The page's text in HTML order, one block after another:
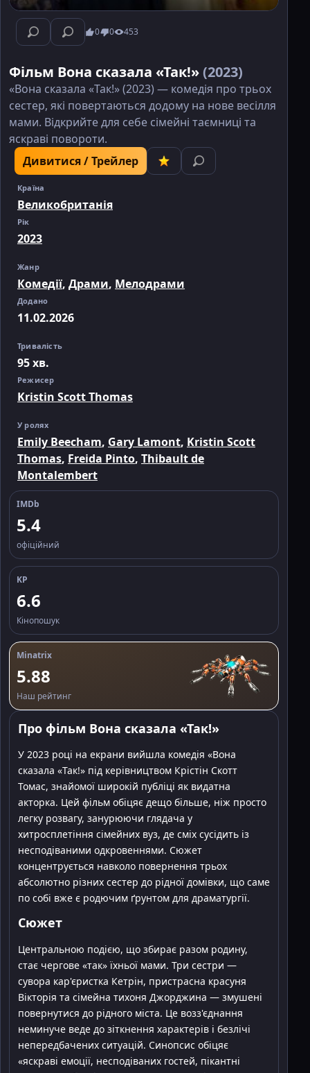
0 0 453
Фільм Вона сказала «Так!»(2023)
«Вона сказала «Так!» (2023) — комедія про трьох
сестер, які повертаються додому на нове весілля
мами. Відкрийте для себе сімейні таємниці та
яскраві повороти.
Дивитися / Трейлер
Країна
Великобританія
Рік
2023
Жанр
Комедії, Драми, Мелодрами
Додано
11.02.2026
Тривалість
95 хв.
Режисер
Kristin Scott Thomas
У ролях
Emily Beecham, Gary Lamont, Kristin Scott
Thomas, Freida Pinto, Thibault de
Montalembert
IMDb
5.4
офіційний
KP
6.6
Кінопошук
Minatrix
5.88
Наш рейтинг
Про фільм Вона сказала «Так!»
У 2023 році на екрани вийшла комедія «Вона
сказала «Так!» під керівництвом Крістін Скотт
Томас, знайомої широкій публіці як видатна
акторка. Цей фільм обіцяє дещо більше, ніж просто
легку розвагу, занурюючи глядача у
хитросплетіння сімейних вуз, де сміх сусідить із
несподіваними одкровеннями. Сюжет
концентрується навколо повернення трьох
абсолютно різних сестер до рідної домівки, що саме
по собі вже є родючим ґрунтом для драматургії.
Сюжет
Центральною подією, що збирає разом родину,
стає чергове «так» їхньої мами. Три сестри —
сувора кар'єристка Кетрін, пристрасна красуня
Вікторія та сімейна тихоня Джорджина — змушені
повернутися до рідного міста. Це возз'єднання
неминуче веде до зіткнення характерів і безлічі
непередбачених ситуацій. Синопсис обіцяє
«яскраві емоції, несподіваних гостей, пікантні